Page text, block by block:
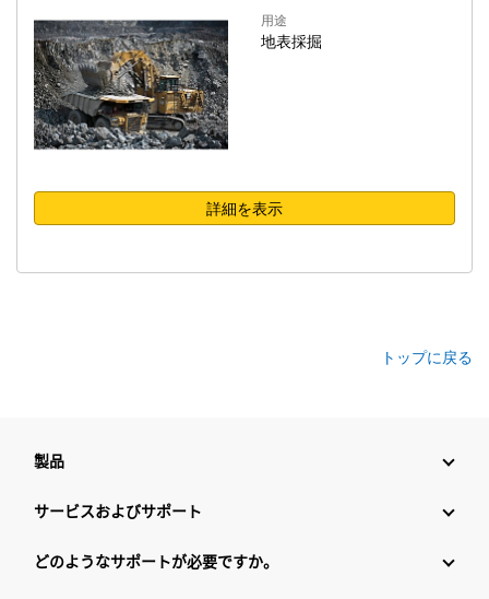
用途
地表採掘
詳細を表示
トップに戻る
製品
サービスおよびサポート
どのようなサポートが必要ですか。